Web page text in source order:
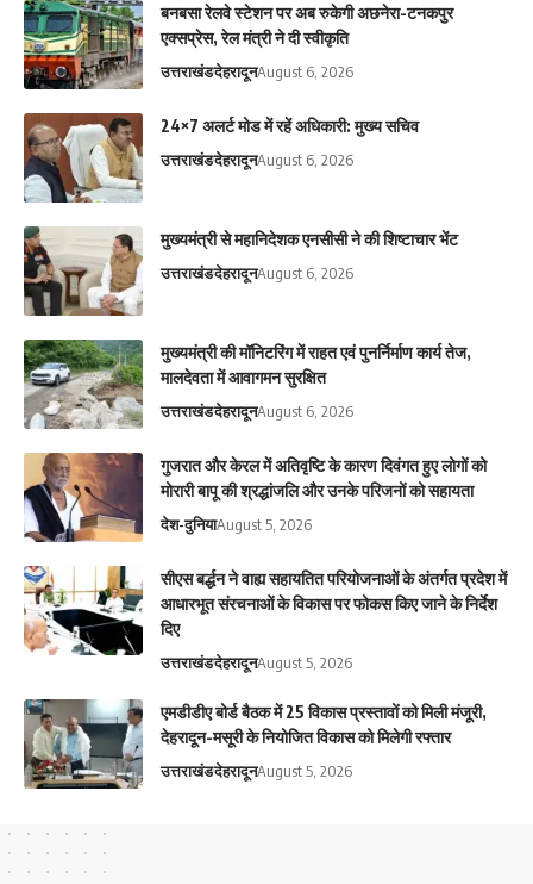
बनबसा रेलवे स्टेशन पर अब रुकेगी अछनेरा-टनकपुर
एक्सप्रेस, रेल मंत्री ने दी स्वीकृति
उत्तराखंडदेहरादूनAugust 6, 2026
24×7 अलर्ट मोड में रहें अधिकारी: मुख्य सचिव
उत्तराखंडदेहरादूनAugust 6, 2026
मुख्यमंत्री से महानिदेशक एनसीसी ने की शिष्टाचार भेंट
उत्तराखंडदेहरादूनAugust 6, 2026
मुख्यमंत्री की मॉनिटरिंग में राहत एवं पुनर्निर्माण कार्य तेज,
मालदेवता में आवागमन सुरक्षित
उत्तराखंडदेहरादूनAugust 6, 2026
गुजरात और केरल में अतिवृष्टि के कारण दिवंगत हुए लोगों को
मोरारी बापू की श्रद्धांजलि और उनके परिजनों को सहायता
देश-दुनियाAugust 5, 2026
सीएस बर्द्धन ने वाह्य सहायतित परियोजनाओं के अंतर्गत प्रदेश में
आधारभूत संरचनाओं के विकास पर फोकस किए जाने के निर्देश
दिए
उत्तराखंडदेहरादूनAugust 5, 2026
एमडीडीए बोर्ड बैठक में 25 विकास प्रस्तावों को मिली मंजूरी,
देहरादून-मसूरी के नियोजित विकास को मिलेगी रफ्तार
उत्तराखंडदेहरादूनAugust 5, 2026